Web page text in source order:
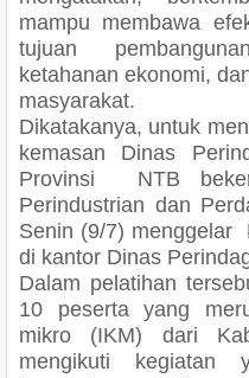
mampu membawa
tujuan
ketahanan ekonomi,
masyarakat.
Dikatakanya, untuk
kemasan Dinas
Provinsi NTB
Perindustrian dan
Senin (9/7) menggelar
di kantor Dinas
Dalam pelatihan
10 peserta yang
mikro (IKM) dari
mengikuti kegiatan